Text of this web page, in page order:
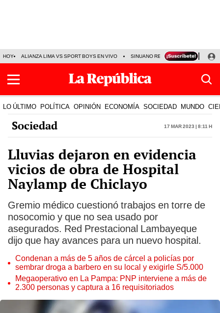
HOY ALIANZA LIMA VS SPORT BOYS EN VIVO SINUANO RESULTADOS HOY
LO ÚLTIMO POLÍTICA OPINIÓN ECONOMÍA SOCIEDAD MUNDO
Sociedad 17 Mar 2023 | 8:11 h
Lluvias dejaron en evidencia
vicios de obra de Hospital
Naylamp de Chiclayo
Gremio médico cuestionó trabajos en torre de
nosocomio y que no sea usado por
asegurados. Red Prestacional Lambayeque
dijo que hay avances para un nuevo hospital.
Condenan a más de 5 años de cárcel a policías por
sembrar droga a barbero en su local y exigirle S/5.000
Megaoperativo en La Pampa: PNP interviene a más de
2.300 personas y captura a 16 requisitoriados